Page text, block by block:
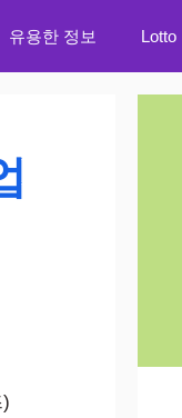
유용한 정보 Lotto